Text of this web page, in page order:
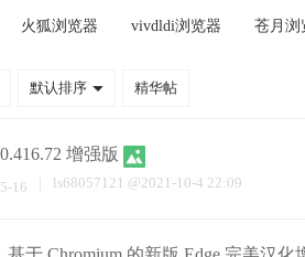
火狐浏览器 vivdldi浏览器 苍月浏
默认排序 精华帖
增强版
16 | ls68057121 @2021-10-4 22:09